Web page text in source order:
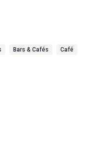
Bars & Cafés
Café